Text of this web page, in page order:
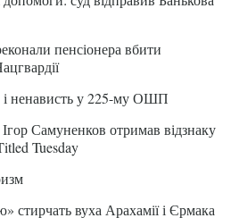
пенсіонера вбити
і ненависть у 225-му ОШП
Самуненков отримав відзнаку
Tuesday
стирчать вуха Арахамії і Єрмака